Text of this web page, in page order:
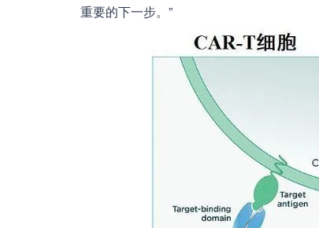
重要的下一步。”